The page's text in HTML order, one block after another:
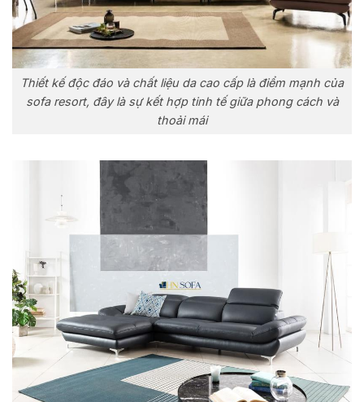
Thiết kế độc đáo và chất liệu da cao cấp là điểm mạnh của
sofa resort, đây là sự kết hợp tinh tế giữa phong cách và
thoải mái